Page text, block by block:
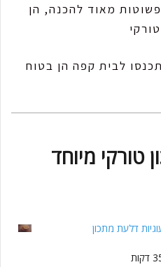
מאוד להכנה, הן
לבית קפה הן בטוח
טורקי מיוחד
דלעת מתכון
דקות